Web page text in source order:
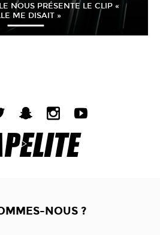
NOUS PRÉSENTE LE CLIP «
ME DISAIT »
NOUS ?